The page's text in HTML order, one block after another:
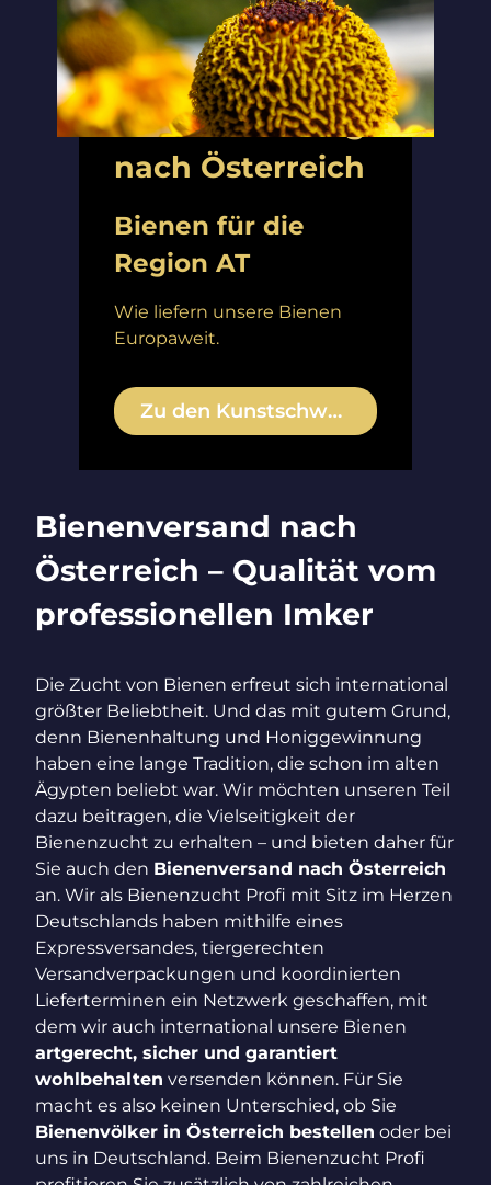
Bienenlieferung
nach Österreich
Bienen für die
Region AT
Wie liefern unsere Bienen
Europaweit.
Zu den Kunstschwärmen ›
Bienenversand nach
Österreich – Qualität vom
professionellen Imker
Die Zucht von Bienen erfreut sich international
größter Beliebtheit. Und das mit gutem Grund,
denn Bienenhaltung und Honiggewinnung
haben eine lange Tradition, die schon im alten
Ägypten beliebt war. Wir möchten unseren Teil
dazu beitragen, die Vielseitigkeit der
Bienenzucht zu erhalten – und bieten daher für
Sie auch den Bienenversand nach Österreich
an. Wir als Bienenzucht Profi mit Sitz im Herzen
Deutschlands haben mithilfe eines
Expressversandes, tiergerechten
Versandverpackungen und koordinierten
Lieferterminen ein Netzwerk geschaffen, mit
dem wir auch international unsere Bienen
artgerecht, sicher und garantiert
wohlbehalten versenden können. Für Sie
macht es also keinen Unterschied, ob Sie
Bienenvölker in Österreich bestellen oder bei
uns in Deutschland. Beim Bienenzucht Profi